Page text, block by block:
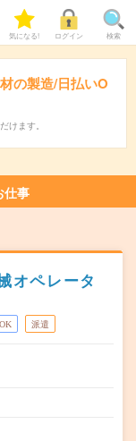
気になる! ログイン 検索
の製造/日払いO
けます。
仕事
オペレータ
派遣